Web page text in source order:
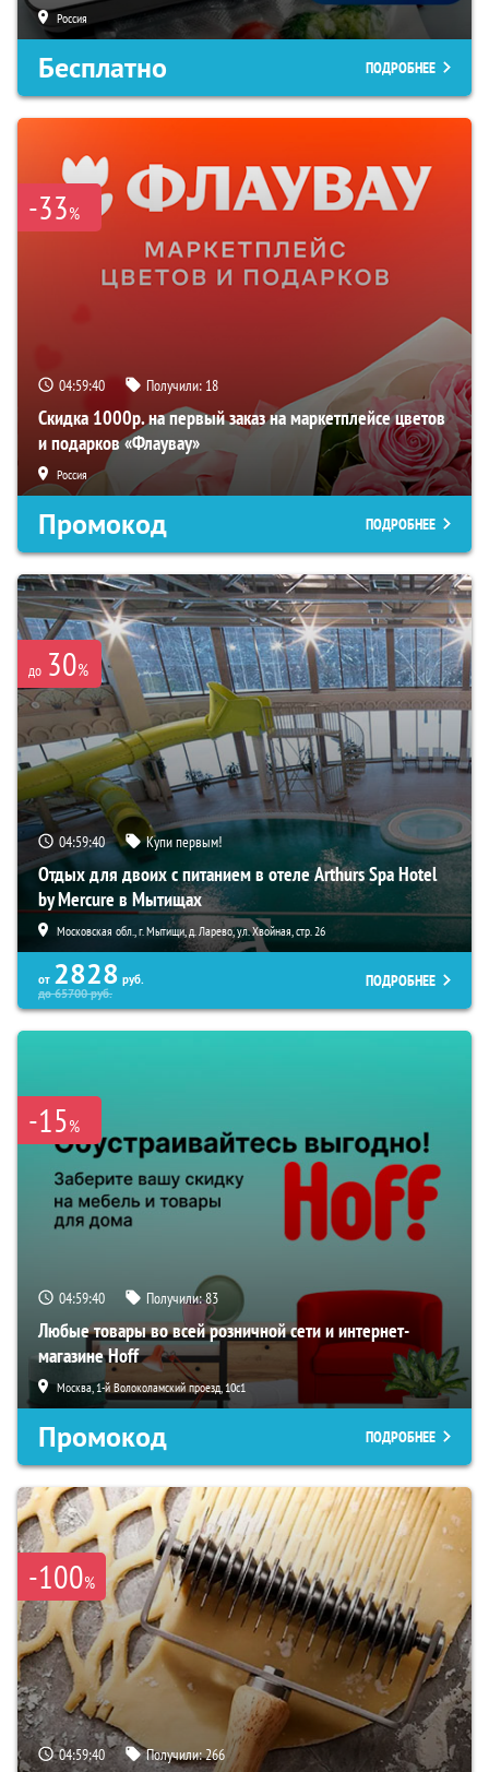
Россия
Бесплатно ПОДРОБНЕЕ
-33%
04:59:39 Получили: 18
Скидка 1000р. на первый заказ на маркетплейсе цветов
и подарков «Флаувау»
Россия
Промокод ПОДРОБНЕЕ
до 30%
04:59:39 Купи первым!
Отдых для двоих с питанием в отеле Arthurs Spa Hotel
by Mercure в Мытищах
Московская обл., г. Мытищи, д. Ларево, ул. Хвойная, стр. 26
от 2828 руб.
до65700руб.
ПОДРОБНЕЕ
-15%
04:59:39 Получили:83
Любые товары во всей розничной сети и интернет-
магазине Hoff
Москва, 1-й Волоколамский проезд, 10с1
Промокод ПОДРОБНЕЕ
-100%
04:59:39 Получили:266